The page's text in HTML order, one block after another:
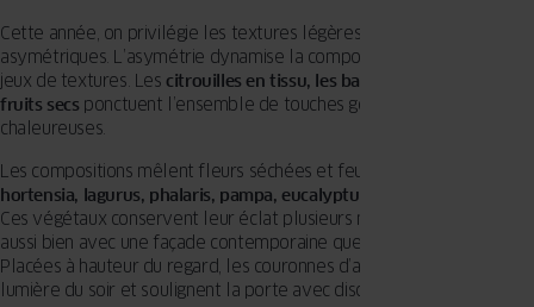
Cette année, on privilégie les textures légères et les formes
asymétriques. L’asymétrie dynamise la composition et multiplie les
jeux de textures. Les citrouilles en tissu, les baies rouges
fruits secs ponctuent l’ensemble de touches gourmandes et
chaleureuses.
Les compositions mêlent fleurs séchées et feuillages texturés :
hortensia, lagurus, phalaris, pampa, eucalyptus stabilisé
Ces végétaux conservent leur éclat plusieurs mois et s’accordent
aussi bien avec une façade contemporaine que traditionnelle.
Placées à hauteur du regard, les couronnes d’automne captent la
lumière du soir et soulignent la porte avec discrétion.